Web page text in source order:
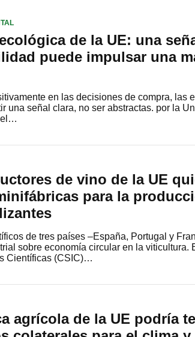
de la UE: una
puede impulsar una
en las decisiones de compra, las
una señal clara, no ser abstractas. por la
el…
de vino de la UE
para la
de tres países –España, Portugal y
sobre economía circular en la viticultura.
Científicas (CSIC)…
agrícola de la UE podría